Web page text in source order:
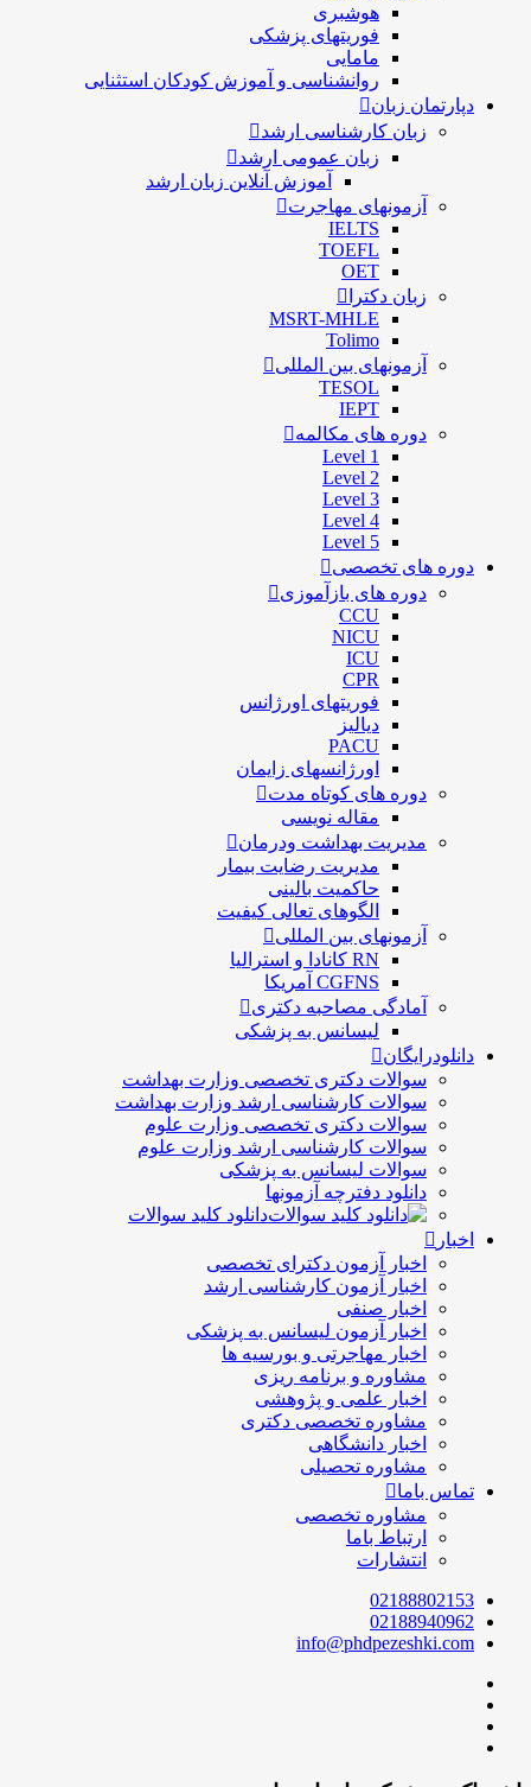
هوشبری
فوریتهای پزشکی
مامایی
روانشناسی و آموزش کودکان استثنایی
دپارتمان زبان
زبان کارشناسی ارشد
زبان عمومی ارشد
آموزش آنلاین زبان ارشد
آزمونهای مهاجرت
IELTS
TOEFL
OET
زبان دکترا
MSRT-MHLE
Tolimo
آزمونهای بین المللی
TESOL
IEPT
دوره های مکالمه
Level 1
Level 2
Level 3
Level 4
Level 5
دوره های تخصصی
دوره های بازآموزی
CCU
NICU
ICU
CPR
فوریتهای اورژانس
دیالیز
PACU
اورژانسهای زایمان
دوره های کوتاه مدت
مقاله نویسی
مدیریت بهداشت ودرمان
مديريت رضايت بيمار
حاكميت بالينی
الگوهای تعالی کيفيت
آزمونهای بین المللی
RN کانادا و استرالیا
CGFNS آمریکا
آمادگی مصاحبه دکتری
لیسانس به پزشکی
دانلودرایگان
سوالات دکتری تخصصی وزارت بهداشت
سوالات کارشناسی ارشد وزارت بهداشت
سوالات دکتری تخصصی وزارت علوم
سوالات کارشناسی ارشد وزارت علوم
سوالات لیسانس به پزشکی
دانلود دفترچه آزمونها
دانلود کلید سوالات
اخبار
اخبار آزمون دکترای تخصصی
اخبار آزمون کارشناسی ارشد
اخبار صنفی
اخبار آزمون لیسانس به پزشکی
اخبار مهاجرتی و بورسیه ها
مشاوره و برنامه ریزی
اخبار علمی و پژوهشی
مشاوره تخصصی دکتری
اخبار دانشگاهی
مشاوره تحصیلی
تماس باما
مشاوره تخصصی
ارتباط باما
انتشارات
02188802153
02188940962
info@phdpezeshki.com